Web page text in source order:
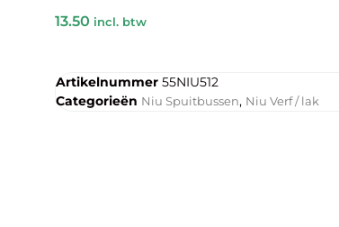
13.50 incl. btw
Artikelnummer 55NIU512
Categorieën Niu Spuitbussen, Niu Verf / lak